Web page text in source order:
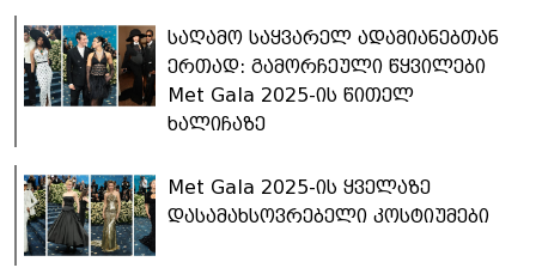
საღამო საყვარელ ადამიანებთან
ერთად: გამორჩეული წყვილები
Met Gala 2025-ის წითელ
ხალიჩაზე
Met Gala 2025-ის ყველაზე
დასამახსოვრებელი კოსტიუმები